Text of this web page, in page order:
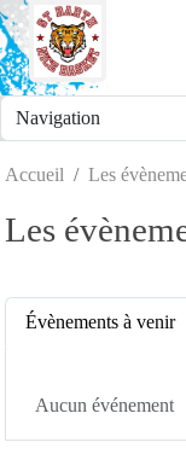
Accueil Les
Les
Évènements à venir
Aucun événement
Panneau de gestion des